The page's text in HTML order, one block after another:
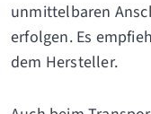
unmittelbaren
erfolgen. Es
dem Hersteller.